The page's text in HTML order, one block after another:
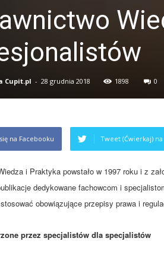
Cupit.pl - 28 grudnia 2018 1898 0
na Facebooku Tweet (Ćwierkaj)
i Praktyka powstało w 1997 roku i z
dedykowane fachowcom i
obowiązujące przepisy prawa i
przez specjalistów dla specjalistów